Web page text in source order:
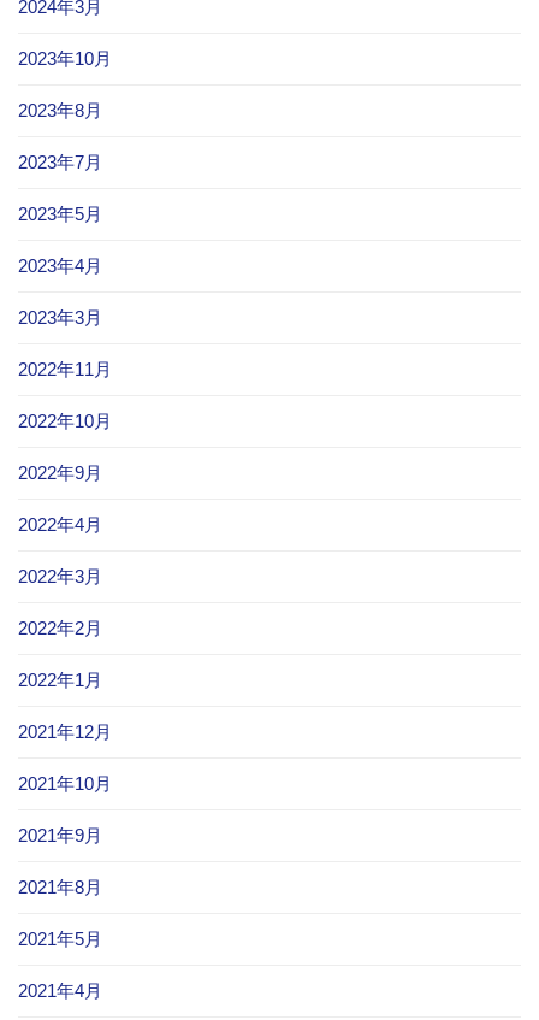
2024年3月
2023年10月
2023年8月
2023年7月
2023年5月
2023年4月
2023年3月
2022年11月
2022年10月
2022年9月
2022年4月
2022年3月
2022年2月
2022年1月
2021年12月
2021年10月
2021年9月
2021年8月
2021年5月
2021年4月